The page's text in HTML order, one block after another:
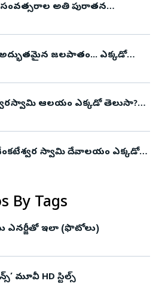
సంవత్సరాల అతి పురాతన
అద్భుతమైన జలపాతం... ఎక్కడో
ఆలయం ఎక్కడో తెలుసా?
స్వామి దేవాలయం ఎక్కడో
By Tags
ఎనర్జీతో ఇలా (ఫొటోలు)
మూవీ HD స్టిల్స్